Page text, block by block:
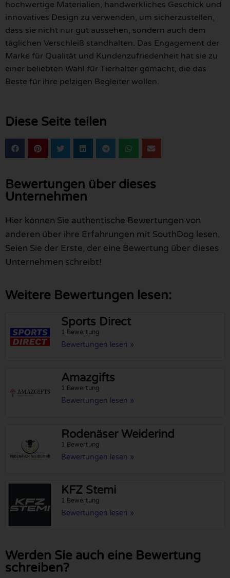
hochwertige Materialien, handwerkliches Geschick und
innovatives Design zu verwenden, um sicherzustellen,
dass sie nicht nur gut aussehen, sondern auch dem
täglichen Verschleiß standhalten. Das Engagement der
Marke für Qualität und Kundenzufriedenheit hat sie zu
einer beliebten Wahl für Tierhalter gemacht, die das
Beste für ihre pelzigen Begleiter wollen.
Diese Seite teilen
Bewertungen über dieses
Unternehmen
Hier können Sie authentische Bewertungen von
anderen über ihre Erfahrungen mit SouthDog lesen.
Seien Sie der Erste, der eine Bewertung über dieses
Unternehmen schreibt!
Weitere Bewertungen lesen:
Sports Direct
1 Bewertung
Bewertungen lesen »
Amazgifts
1 Bewertung
Bewertungen lesen »
Rodenäser Weiderind
1 Bewertung
Bewertungen lesen »
KFZ Stemi
1 Bewertung
Bewertungen lesen »
Werden Sie auch eine Bewertung
schreiben?